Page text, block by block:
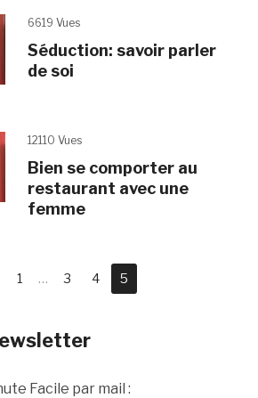
6619 Vues
Séduction: savoir parler
de soi
12110 Vues
Bien se comporter au
restaurant avec une
femme
1 … 3 4 5
Facile par mail :